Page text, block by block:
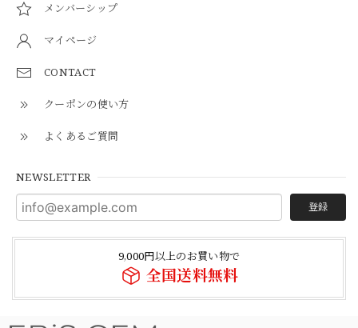
メンバーシップ
マイページ
CONTACT
クーポンの使い方
よくあるご質問
NEWSLETTER
登録
9,000円以上のお買い物で
全国送料無料